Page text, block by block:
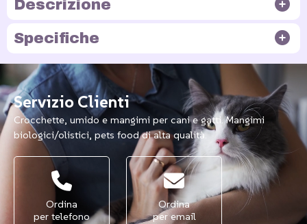
Descrizione
Specifiche
Servizio Clienti
Crocchette, umido e mangimi per cani e gatti. Mangimi
biologici/olistici, pets food di alta qualità.
Ordina
per telefono
Ordina
per email